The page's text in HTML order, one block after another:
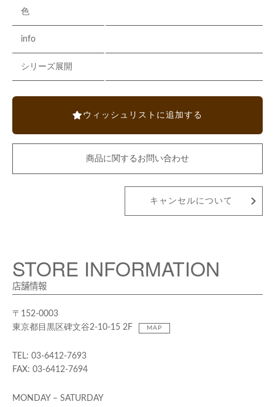
色
info
シリーズ展開
ウィッシュリストに追加する
商品に関するお問い合わせ
キャンセルについて
STORE INFORMATION
店舗情報
〒152-0003
東京都目黒区碑文谷2-10-15 2F
MAP
TEL: 03-6412-7693
FAX: 03-6412-7694
MONDAY – SATURDAY